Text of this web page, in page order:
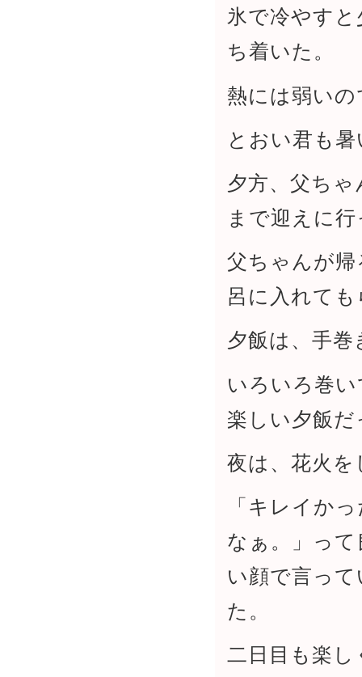
氷で冷やす
ち着いた。
熱には弱い
とおい君も
夕方、父ち
まで迎えに
父ちゃんが
呂に入れて
夕飯は、手巻
いろいろ巻
楽しい夕飯
夜は、花火
「キレイか
なぁ。」って
い顔で言って
た。
二日目も楽し